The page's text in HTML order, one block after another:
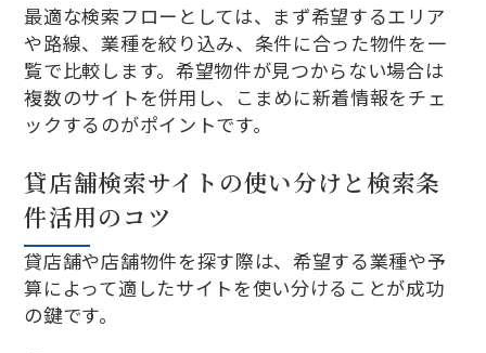
最適な検索フローとしては、まず希望するエリア
や路線、業種を絞り込み、条件に合った物件を一
覧で比較します。希望物件が見つからない場合は
複数のサイトを併用し、こまめに新着情報をチェ
ックするのがポイントです。
貸店舗検索サイトの使い分けと検索条
件活用のコツ
貸店舗や店舗物件を探す際は、希望する業種や予
算によって適したサイトを使い分けることが成功
の鍵です。